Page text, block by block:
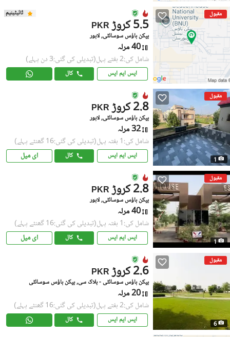
مقبول ٹائیٹینیم
PKR 5.5 کروڑ
بیکن ہاؤس سوسائٹی, لاہور
40 مرلہ
شامل کی:2 ہفتے پہل (تبدیلی کی گئی:3 دن پہلے)
ایس ایم ایس کال
مقبول
1
PKR 2.8 کروڑ
بیکن ہاؤس سوسائٹی, لاہور
32 مرلہ
شامل کی:1 ہفتہ پہل (تبدیلی کی گئی:16 گھنٹے پہلے)
ایس ایم ایس کال ای میل
مقبول
1
PKR 2.8 کروڑ
بیکن ہاؤس سوسائٹی, لاہور
40 مرلہ
شامل کی:1 ہفتہ پہل (تبدیلی کی گئی:16 گھنٹے پہلے)
ایس ایم ایس کال ای میل
مقبول
6
PKR 2.6 کروڑ
بیکن ہاؤس سوسائٹی - بلاک سی, بیکن ہاؤس سوسائٹی
20 مرلہ
شامل کی:2 ہفتے پہل (تبدیلی کی گئی:16 گھنٹے پہلے)
ایس ایم ایس کال